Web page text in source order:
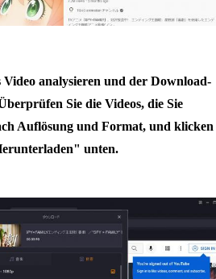
analysieren und der Download-
Sie die Videos, die Sie
Auflösung und Format, und klicken
unten.